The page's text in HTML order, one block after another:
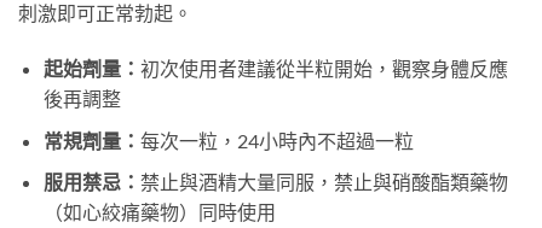
刺激即可正常勃起。
起始劑量： 初次使用者建議從半粒開始，觀察身體反應
後再調整
常規劑量： 每次一粒，24小時內不超過一粒
服用禁忌： 禁止與酒精大量同服，禁止與硝酸酯類藥物
（如心絞痛藥物）同時使用